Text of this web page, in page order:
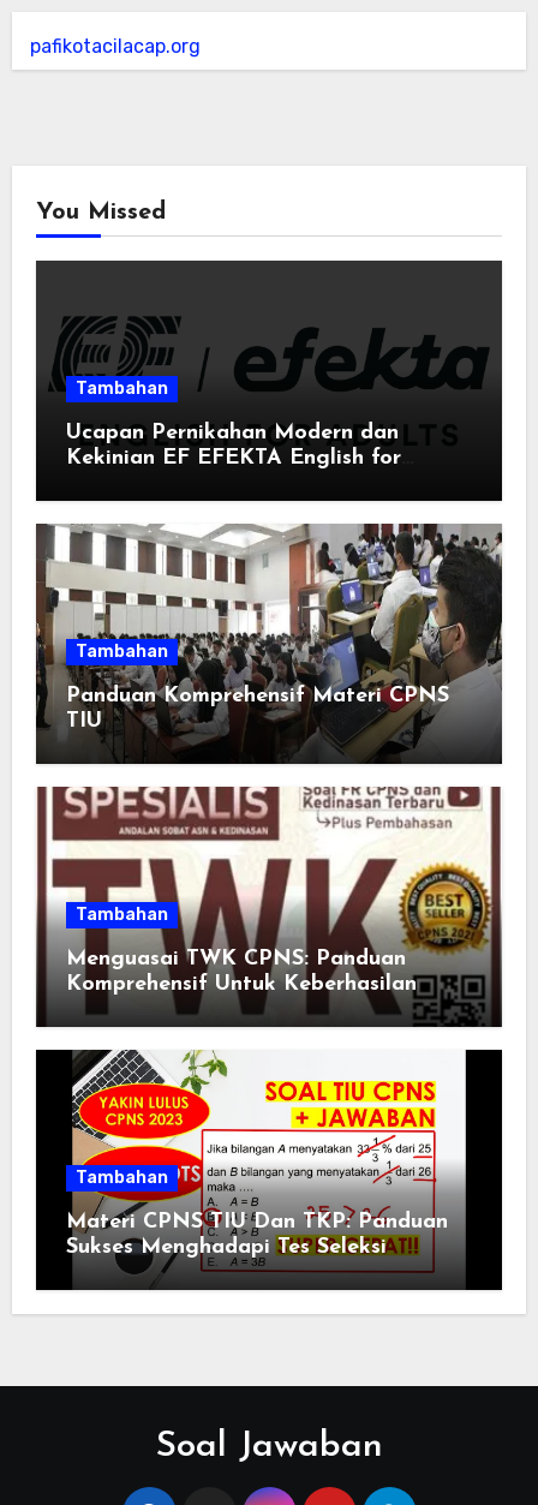
pafikotacilacap.org
You Missed
Tambahan
Ucapan Pernikahan Modern dan
Kekinian EF EFEKTA English for
Momen Spesial Semakin Berarti
Tambahan
Panduan Komprehensif Materi CPNS
TIU
Tambahan
Menguasai TWK CPNS: Panduan
Komprehensif Untuk Keberhasilan
Tambahan
Materi CPNS TIU Dan TKP: Panduan
Sukses Menghadapi Tes Seleksi
Soal Jawaban